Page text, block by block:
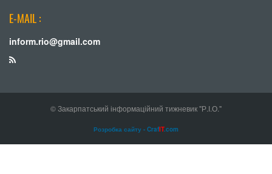
E-MAIL :
inform.rio@gmail.com
© Закарпатський інформаційний тижневик "Р.І.О."
Розробка сайту - CrafIT.com